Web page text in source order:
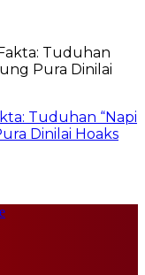
Tuduhan “Napi
Dinilai Hoaks